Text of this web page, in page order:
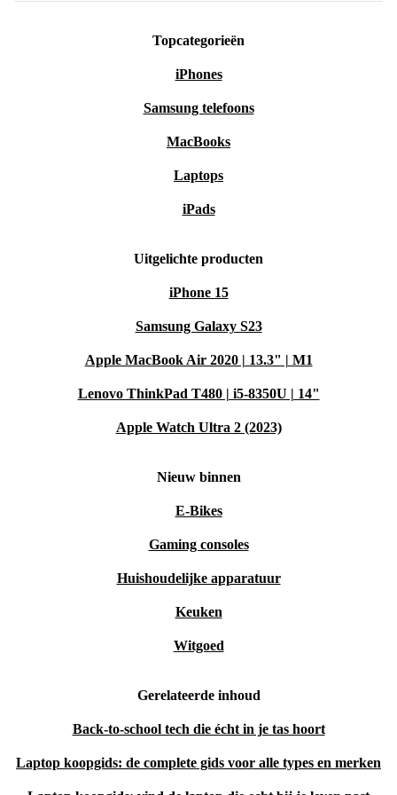
Topcategorieën
iPhones
Samsung telefoons
MacBooks
Laptops
iPads
Uitgelichte producten
iPhone 15
Samsung Galaxy S23
Apple MacBook Air 2020 | 13.3" | M1
Lenovo ThinkPad T480 | i5-8350U | 14"
Apple Watch Ultra 2 (2023)
Nieuw binnen
E-Bikes
Gaming consoles
Huishoudelijke apparatuur
Keuken
Witgoed
Gerelateerde inhoud
Back-to-school tech die écht in je tas hoort
Laptop koopgids: de complete gids voor alle types en merken